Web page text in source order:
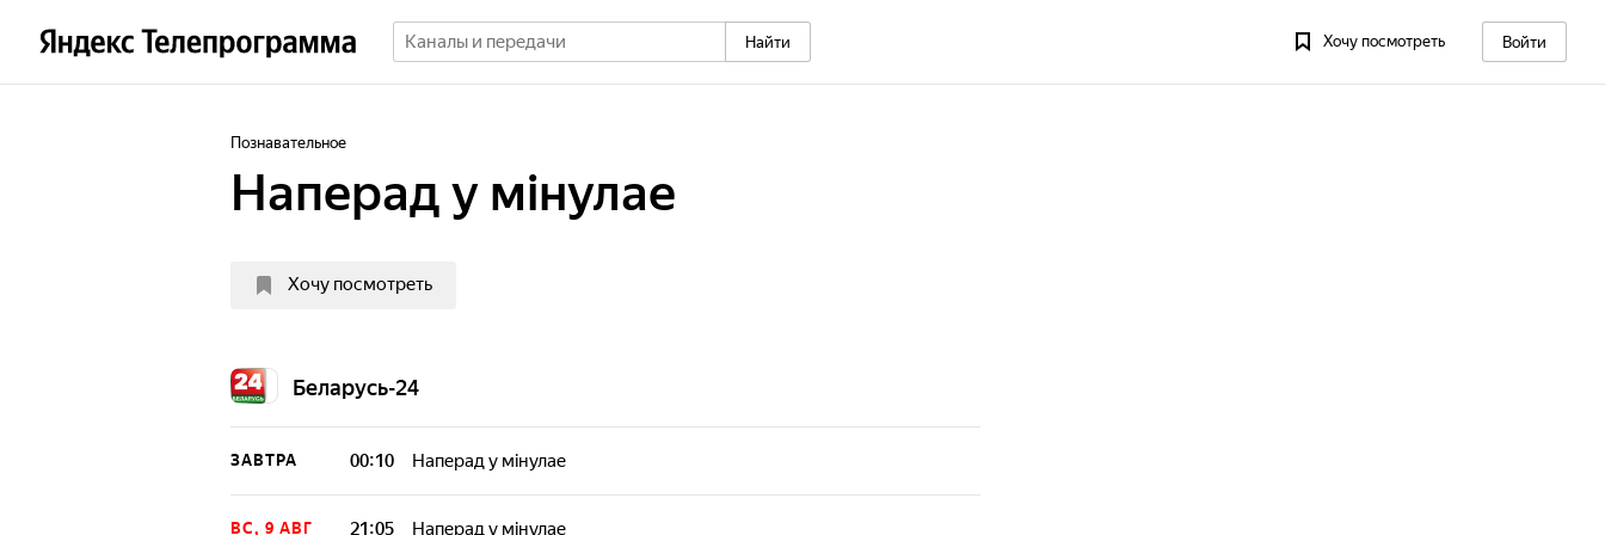
Найти Хочу посмотреть Войти
Познавательное
Наперад у мiнулае
Хочу посмотреть
Беларусь-24
ЗАВТРА 00:10 Наперад у мiнулае
ВС, 9 АВГ 21:05 Наперад у мiнулае